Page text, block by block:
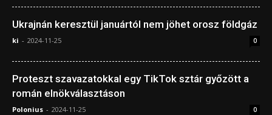
Ukrajnán keresztül januártól nem jöhet orosz földgáz
ki - 2024-11-25 0
Proteszt szavazatokkal egy TikTok sztár győzött a
román elnökválasztáson
Polonius - 2024-11-25 0